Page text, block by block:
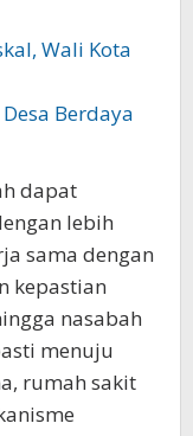
Wali Kota
Berdaya
dapat
lebih
sama dengan
kepastian
nasabah
menuju
rumah sakit